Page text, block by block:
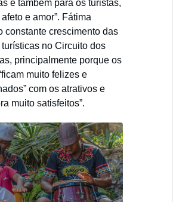
e também para os turistas,
e amor”. Fátima
constante crescimento das
no Circuito dos
principalmente porque os
muito felizes e
com os atrativos e
muito satisfeitos”.